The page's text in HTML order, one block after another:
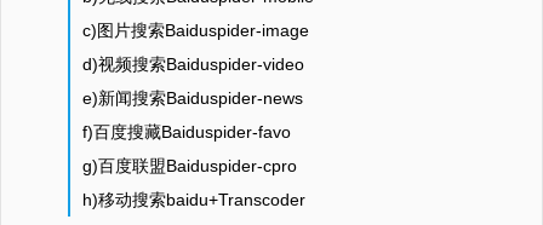
c)图片搜索Baiduspider-image
d)视频搜索Baiduspider-video
e)新闻搜索Baiduspider-news
f)百度搜藏Baiduspider-favo
g)百度联盟Baiduspider-cpro
h)移动搜索baidu+Transcoder